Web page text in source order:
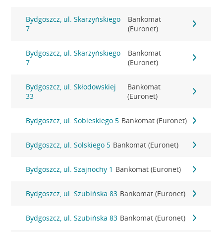
Bydgoszcz, ul. Skarżyńskiego
7
Bankomat
(Euronet)
Bydgoszcz, ul. Skarżyńskiego
7
Bankomat
(Euronet)
Bydgoszcz, ul. Skłodowskiej
33
Bankomat
(Euronet)
Bydgoszcz, ul. Sobieskiego 5 Bankomat (Euronet)
Bydgoszcz, ul. Solskiego 5 Bankomat (Euronet)
Bydgoszcz, ul. Szajnochy 1 Bankomat (Euronet)
Bydgoszcz, ul. Szubińska 83 Bankomat (Euronet)
Bydgoszcz, ul. Szubińska 83 Bankomat (Euronet)